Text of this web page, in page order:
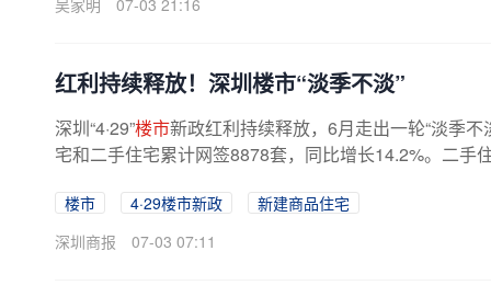
吴家明
07-03 21:16
红利持续释放！深圳楼市“淡季不淡”
深圳“4·29”楼市新政红利持续释放，6月走出一轮“淡季不
宅和二手住宅累计网签8878套，同比增长14.2%。二手
楼市 4·29楼市新政
新建商品住宅
深圳商报
07-03 07:11